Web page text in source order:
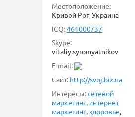
Местоположение:
Кривой Рог, Украина
ICQ:461000737
Skype:
vitaliy.syromyatnikov
E-mail:
Сайт: http://svoj.biz.ua
Интересы:сетевой
маркетинг, интернет
маркетинг, здоровье,